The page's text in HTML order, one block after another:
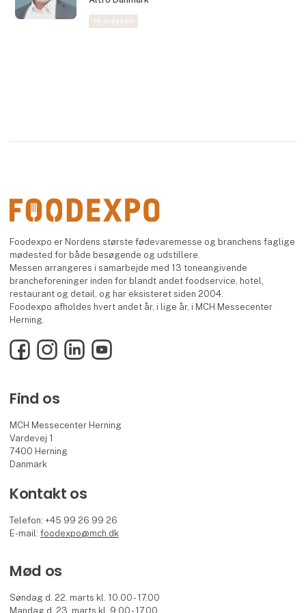
På messen
Foodexpo er Nordens største fødevaremesse og branchens faglige
mødested for både besøgende og udstillere.
Messen arrangeres i samarbejde med 13 toneangivende
brancheforeninger inden for blandt andet foodservice, hotel,
restaurant og detail, og har eksisteret siden 2004.
Foodexpo afholdes hvert andet år, i lige år, i MCH Messecenter
Herning.
FacebookInstagramLinkedInYouTube
Find os
MCH Messecenter Herning
Vardevej 1
7400 Herning
Danmark
Kontakt os
Telefon: +45 99 26 99 26
E-mail:foodexpo@mch.dk
Mød os
Søndag d. 22. marts kl. 10.00 - 17.00
Mandag d. 23. marts kl. 9.00 - 17.00